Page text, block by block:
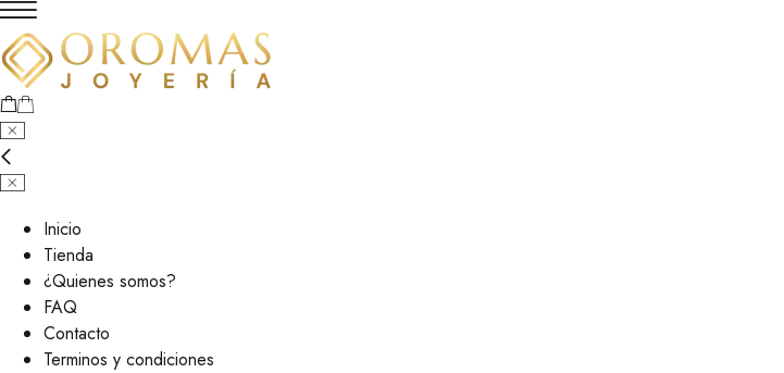
Inicio
Tienda
¿Quienes somos?
FAQ
Contacto
Terminos y condiciones